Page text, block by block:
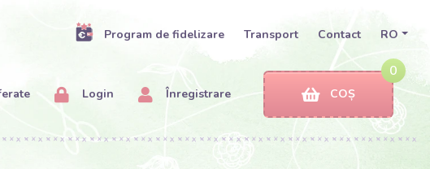
Program de fidelizare Transport Contact RO
Login Înregistrare
0
COȘ